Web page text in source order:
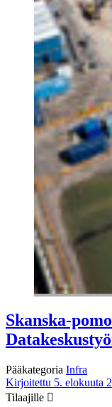
Skanska-
Pääkategoria Infra
Kirjoitettu 5. elokuuta
Tilaajille